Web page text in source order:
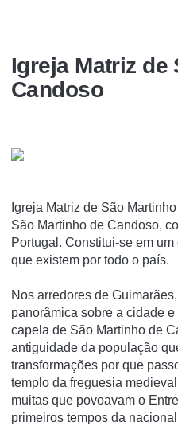
Igreja Matriz de
Candoso
Igreja Matriz de São
São Martinho de Candoso,
Portugal. Constitui-se em
que existem por todo o paí­s.
Nos arredores de
panorâmica sobre a cidade
capela de São Martinho de
antiguidade da população
transformações por que
templo da freguesia
muitas que povoavam o
primeiros tempos da